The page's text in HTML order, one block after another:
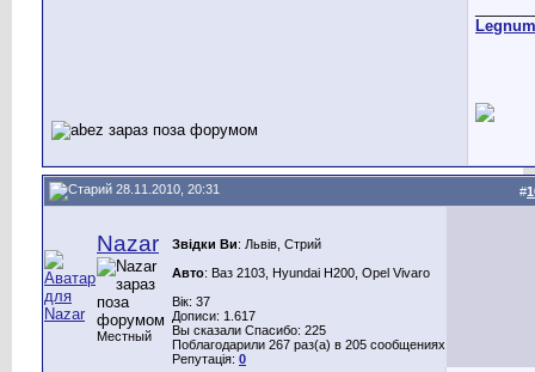
Legnum
28.11.2010, 20:31 #
Nazar
Местный
Звідки Ви: Львів, Стрий
Авто: Ваз 2103, Hyundai H200, Opel Vivaro
Вік: 37
Дописи: 1.617
Вы сказали Спасибо: 225
Поблагодарили 267 раз(а) в 205 сообщениях
Репутація: 0